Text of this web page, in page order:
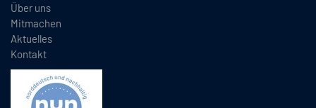
Über uns
Mitmachen
Aktuelles
Kontakt